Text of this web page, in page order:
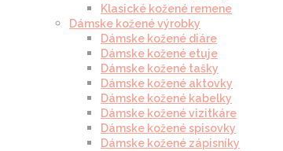
Klasické kožené remene
Dámske kožené výrobky
Dámske kožené diáre
Dámske kožené etuje
Dámske kožené tašky
Dámske kožené aktovky
Dámske kožené kabelky
Dámske kožené vizitkáre
Dámske kožené spisovky
Dámske kožené zápisníky